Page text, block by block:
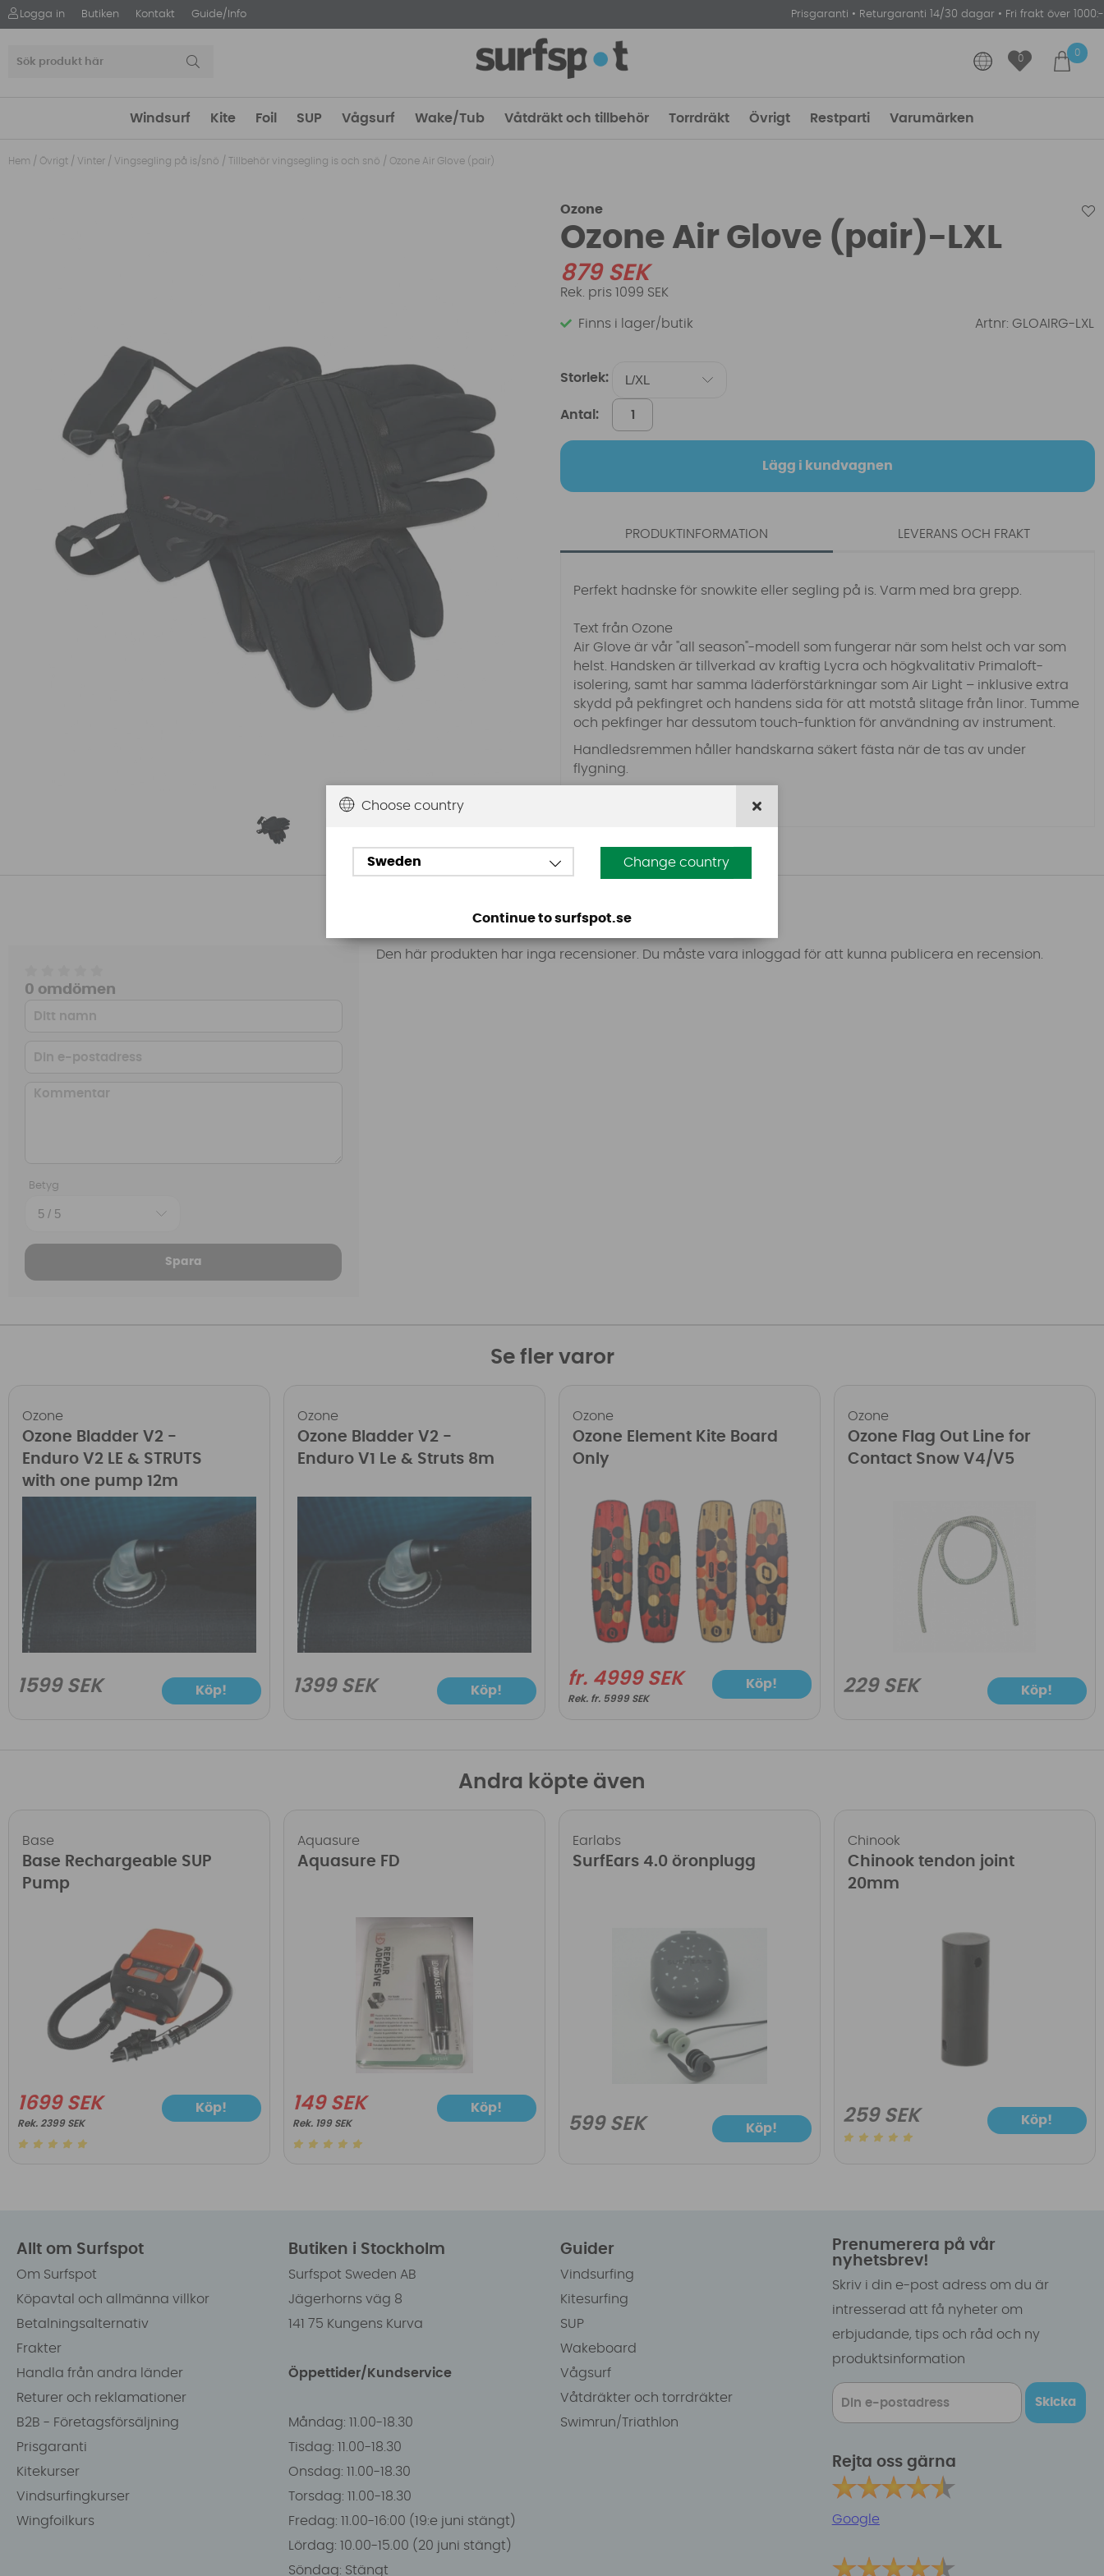
Logga in Butiken Kontakt Guide/Info Prisgaranti • Returgaranti 14/30 dagar • Fri frakt över 1000:-
0
0
Windsurf Kite Foil SUP Vågsurf Wake/Tub Våtdräkt och tillbehör Torrdräkt Övrigt Restparti Varumärken
Hem / Övrigt / Vinter / Vingsegling på is/snö / Tillbehör vingsegling is och snö / Ozone Air Glove (pair)
Ozone
Ozone Air Glove (pair)-LXL
879SEK
1099 SEK
Finns i lager/butik Artnr: GLOAIRG-LXL
Storlek:
Antal:
Lägg i kundvagnen
PRODUKTINFORMATION
Perfekt hadnske för snowkite eller segling på is. Varm med bra grepp.
Text från Ozone
Air Glove är vår "all season"-modell som fungerar när som helst och var som
helst. Handsken är tillverkad av kraftig Lycra och högkvalitativ Primaloft-
isolering, samt har samma läderförstärkningar som Air Light – inklusive extra
skydd på pekfingret och handens sida för att motstå slitage från linor. Tumme
och pekfinger har dessutom touch-funktion för användning av instrument.
Handledsremmen håller handskarna säkert fästa när de tas av under
flygning.
LEVERANS OCH FRAKT
Omdömen
0 omdömen
Betyg
Spara
Den här produkten har inga recensioner. Du måste vara inloggad för att kunna publicera en recension.
Se fler varor
Ozone
Ozone Bladder V2 -
Enduro V2 LE & STRUTS
with one pump 12m
1599 SEK Köp!
Ozone
Ozone Bladder V2 -
Enduro V1 Le & Struts 8m
1399 SEK Köp!
Ozone
Ozone Element Kite Board
Only
fr. 4999 SEK
fr. 5999 SEK
Köp!
Ozone
Ozone Flag Out Line for
Contact Snow V4/V5
229 SEK Köp!
Andra köpte även
Base
Base Rechargeable SUP
Pump
1699 SEK
2399 SEK
Köp!
Aquasure
Aquasure FD
149 SEK
199 SEK
Köp!
Earlabs
SurfEars 4.0 öronplugg
599 SEK Köp!
Chinook
Chinook tendon joint
20mm
259 SEK Köp!
Allt om Surfspot
Om Surfspot
Köpavtal och allmänna villkor
Betalningsalternativ
Frakter
Handla från andra länder
Returer och reklamationer
B2B - Företagsförsäljning
Prisgaranti
Kitekurser
Vindsurfingkurser
Wingfoilkurs
Butiken i Stockholm
Surfspot Sweden AB
Jägerhorns väg 8
141 75 Kungens Kurva
Öppettider/Kundservice
Måndag: 11.00-18.30
Tisdag: 11.00-18.30
Onsdag: 11.00-18.30
Torsdag: 11.00-18.30
Fredag: 11.00-16:00 (19:e juni stängt)
Lördag: 10.00-15.00 (20 juni stängt)
Söndag: Stängt
Guider
Vindsurfing
Kitesurfing
SUP
Wakeboard
Vågsurf
Våtdräkter och torrdräkter
Swimrun/Triathlon
Prenumerera på vår
nyhetsbrev!
Skriv i din e-post adress om du är
intresserad att få nyheter om
erbjudande, tips och råd och ny
produktsinformation
Skicka
Rejta oss gärna
Google
Choose country
Sweden Change country
Continue to surfspot.se